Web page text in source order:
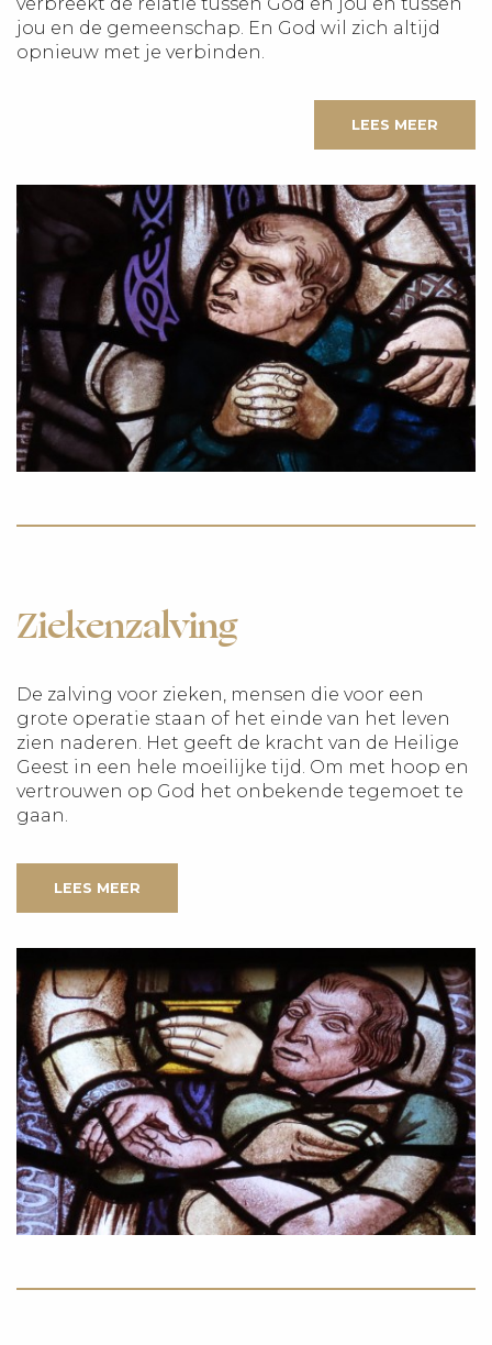
jou en de gemeenschap. En God wil zich altijd
opnieuw met je verbinden.
LEES MEER
Ziekenzalving
De zalving voor zieken, mensen die voor een
grote operatie staan of het einde van het leven
zien naderen. Het geeft de kracht van de Heilige
Geest in een hele moeilijke tijd. Om met hoop en
vertrouwen op God het onbekende tegemoet te
gaan.
LEES MEER